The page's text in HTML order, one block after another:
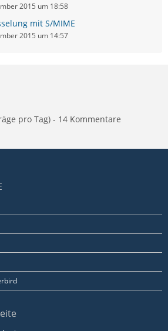
2015 um 18:58
mit S/MIME
2015 um 14:57
pro Tag) - 14 Kommentare